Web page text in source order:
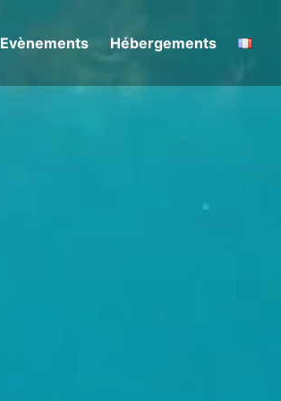
Evènements Hébergements